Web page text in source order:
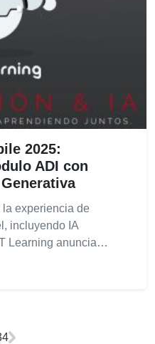
2025:
ADI con
la experiencia de
incluyendo IA
Learning anuncia…
4